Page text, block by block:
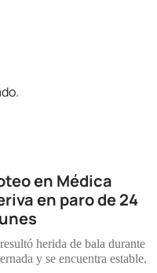
en Médica
en paro de 24
herida de bala durante
y se encuentra estable.